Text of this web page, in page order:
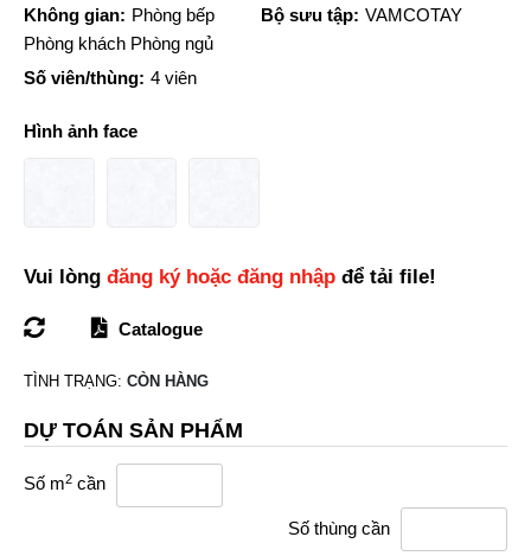
Không gian: Phòng bếp
Phòng khách Phòng ngủ
Bộ sưu tập: VAMCOTAY
Số viên/thùng: 4 viên
Hình ảnh face
Vui lòng đăng ký hoặc đăng nhập để tải file!
Catalogue
TÌNH TRẠNG: CÒN HÀNG
DỰ TOÁN SẢN PHẨM
Số m2 cần
Số thùng cần